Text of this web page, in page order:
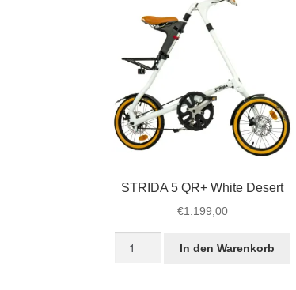
STRIDA 5 QR+ White Desert
€1.199,00
In den Warenkorb